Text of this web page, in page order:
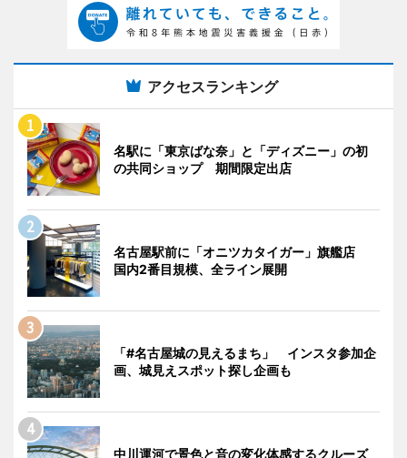
アクセスランキング
名駅に「東京ばな奈」と「ディズニー」の初
の共同ショップ 期間限定出店
名古屋駅前に「オニツカタイガー」旗艦店
国内2番目規模、全ライン展開
「#名古屋城の見えるまち」 インスタ参加企
画、城見えスポット探し企画も
中川運河で景色と音の変化体感するクルーズ